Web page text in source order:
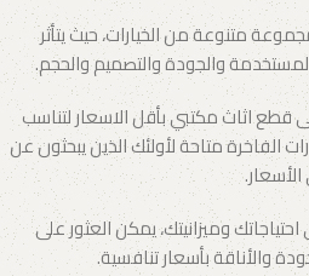
متنوعة من الخيارات، حيث يتأثر
والجودة والتصميم والحجم.
قطع اثاث مكتبي بأقل الاسعار لتناسب
الفاخرة متاحة لأولئك الذين يبحثون عن
الأسعار.
احتياجاتك وميزانيتك، يمكن العثور على
والأناقة بأسعار تنافسية.